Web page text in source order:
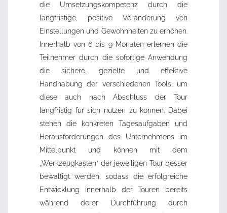
die Umsetzungskompetenz durch die
langfristige, positive Veränderung von
Einstellungen und Gewohnheiten zu erhöhen.
Innerhalb von 6 bis 9 Monaten erlernen die
Teilnehmer durch die sofortige Anwendung
die sichere, gezielte und effektive
Handhabung der verschiedenen Tools, um
diese auch nach Abschluss der Tour
langfristig für sich nutzen zu können. Dabei
stehen die konkreten Tagesaufgaben und
Herausforderungen des Unternehmens im
Mittelpunkt und können mit dem
„Werkzeugkasten“ der jeweiligen Tour besser
bewältigt werden, sodass die erfolgreiche
Entwicklung innerhalb der Touren bereits
während derer Durchführung durch